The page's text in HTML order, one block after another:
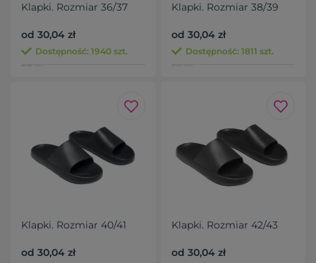
Klapki. Rozmiar 36/37
od 30,04 zł
Dostępność: 1940 szt.
Klapki. Rozmiar 38/39
od 30,04 zł
Dostępność: 1811 szt.
Klapki. Rozmiar 40/41
od 30,04 zł
Klapki. Rozmiar 42/43
od 30,04 zł